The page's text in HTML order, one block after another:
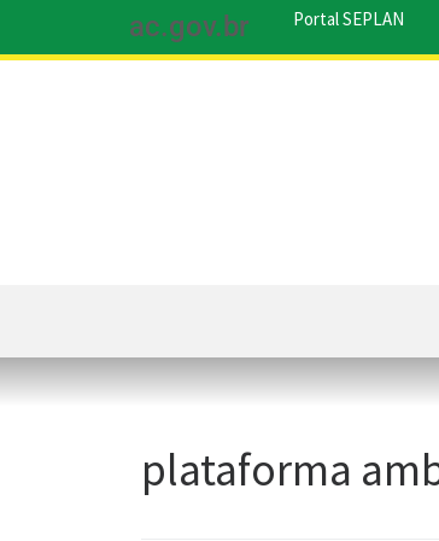
ac.gov.br Portal SEPLAN
plataforma